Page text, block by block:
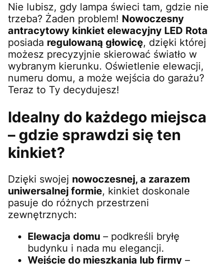
Nie lubisz, gdy lampa świeci tam, gdzie nie
trzeba? Żaden problem! Nowoczesny
antracytowy kinkiet elewacyjny LED Rota
posiada regulowaną głowicę, dzięki której
możesz precyzyjnie skierować światło w
wybranym kierunku. Oświetlenie elewacji,
numeru domu, a może wejścia do garażu?
Teraz to Ty decydujesz!
Idealny do każdego miejsca
– gdzie sprawdzi się ten
kinkiet?
Dzięki swojej nowoczesnej, a zarazem
uniwersalnej formie, kinkiet doskonale
pasuje do różnych przestrzeni
zewnętrznych:
Elewacja domu – podkreśli bryłę
budynku i nada mu elegancji.
Wejście do mieszkania lub firmy –